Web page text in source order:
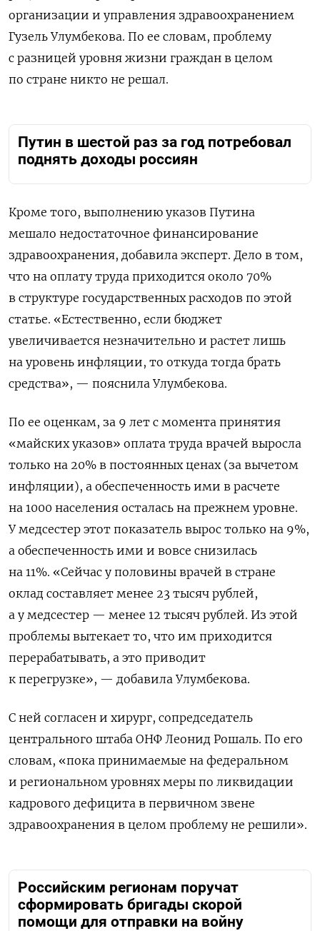
организации и управления здравоохранением
Гузель Улумбекова. По ее словам, проблему
с разницей уровня жизни граждан в целом
по стране никто не решал.
Путин в шестой раз за год потребовал
поднять доходы россиян
Кроме того, выполнению указов Путина
мешало недостаточное финансирование
здравоохранения, добавила эксперт. Дело в том,
что на оплату труда приходится около 70%
в структуре государственных расходов по этой
статье. «Естественно, если бюджет
увеличивается незначительно и растет лишь
на уровень инфляции, то откуда тогда брать
средства», — пояснила Улумбекова.
По ее оценкам, за 9 лет с момента принятия
«майских указов» оплата труда врачей выросла
только на 20% в постоянных ценах (за вычетом
инфляции), а обеспеченность ими в расчете
на 1000 населения осталась на прежнем уровне.
У медсестер этот показатель вырос только на 9%,
а обеспеченность ими и вовсе снизилась
на 11%. «Сейчас у половины врачей в стране
оклад составляет менее 23 тысяч рублей,
а у медсестер — менее 12 тысяч рублей. Из этой
проблемы вытекает то, что им приходится
перерабатывать, а это приводит
к перегрузке», — добавила Улумбекова.
С ней согласен и хирург, сопредседатель
центрального штаба ОНФ Леонид Рошаль. По его
словам, «пока принимаемые на федеральном
и региональном уровнях меры по ликвидации
кадрового дефицита в первичном звене
здравоохранения в целом проблему не решили».
Российским регионам поручат
сформировать бригады скорой
помощи для отправки на войну